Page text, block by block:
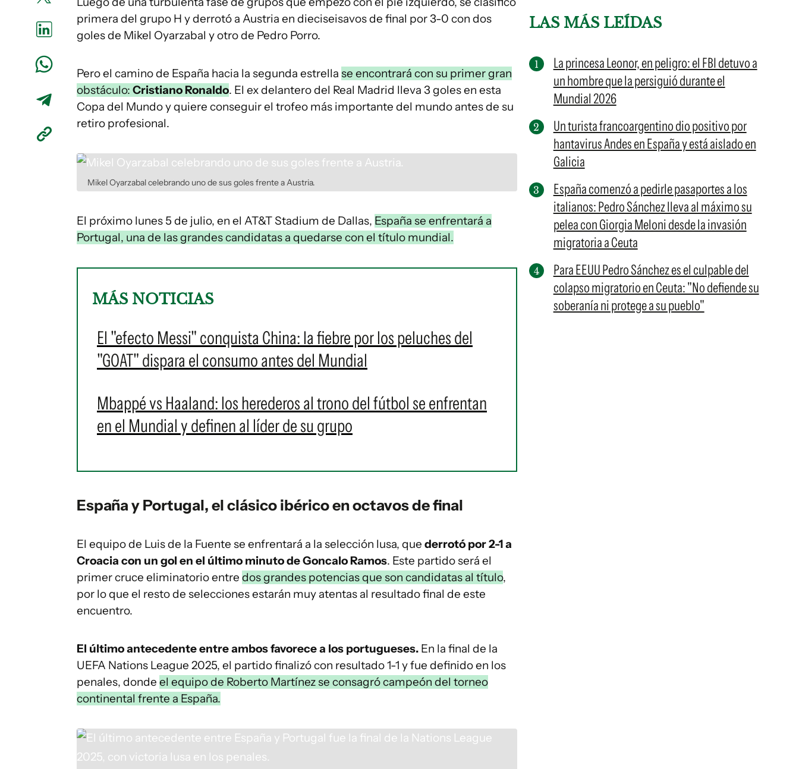
primera del grupo H y derrotó a Austria en dieciseisavos de final por 3-0 con dos
goles de Mikel Oyarzabal y otro de Pedro Porro.
Pero el camino de España hacia la segunda estrella se encontrará con su primer gran
obstáculo: Cristiano Ronaldo. El ex delantero del Real Madrid lleva 3 goles en esta
Copa del Mundo y quiere conseguir el trofeo más importante del mundo antes de su
retiro profesional.
Mikel Oyarzabal celebrando uno de sus goles frente a Austria.
El próximo lunes 5 de julio, en el AT&T Stadium de Dallas, España se enfrentará a
Portugal, una de las grandes candidatas a quedarse con el título mundial.
MÁS NOTICIAS
El "efecto Messi" conquista China: la fiebre por los peluches del
"GOAT" dispara el consumo antes del Mundial
Mbappé vs Haaland: los herederos al trono del fútbol se enfrentan
en el Mundial y definen al líder de su grupo
España y Portugal, el clásico ibérico en octavos de final
El equipo de Luis de la Fuente se enfrentará a la selección lusa, que derrotó por 2-1 a
Croacia con un gol en el último minuto de Goncalo Ramos. Este partido será el
primer cruce eliminatorio entre dos grandes potencias que son candidatas al título,
por lo que el resto de selecciones estarán muy atentas al resultado final de este
encuentro.
El último antecedente entre ambos favorece a los portugueses. En la final de la
UEFA Nations League 2025, el partido finalizó con resultado 1-1 y fue definido en los
penales, donde el equipo de Roberto Martínez se consagró campeón del torneo
continental frente a España.
LAS MÁS LEÍDAS
La princesa Leonor, en peligro: el FBI detuvo a
un hombre que la persiguió durante el
Mundial 2026
Un turista francoargentino dio positivo por
hantavirus Andes en España y está aislado en
Galicia
España comenzó a pedirle pasaportes a los
italianos: Pedro Sánchez lleva al máximo su
pelea con Giorgia Meloni desde la invasión
migratoria a Ceuta
Para EEUU Pedro Sánchez es el culpable del
colapso migratorio en Ceuta: "No defiende su
soberanía ni protege a su pueblo"